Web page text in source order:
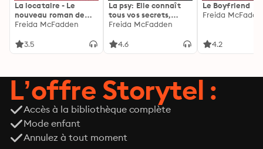
La locataire - Le
nouveau roman de
l'autrice de La femme
Freida McFadden
3.5
La psy: Elle connaît
tous vos secrets,
découvrez les siens ...
Freida McFadden
4.6
Le Boyfriend
Freida
4.2
L’offre Storytel :
Accès à la bibliothèque complète
Mode enfant
Annulez à tout moment